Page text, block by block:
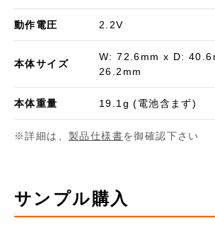
動作電圧 2.2V
本体サイズ
W: 72.6mm x D:
26.2mm
本体重量 19.1g (電池含まず)
詳細は、製品仕様書を御確認下さい
サンプル購入